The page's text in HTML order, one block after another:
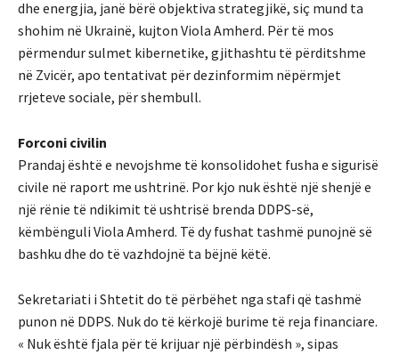
dhe energjia, janë bërë objektiva strategjikë, siç mund ta
shohim në Ukrainë, kujton Viola Amherd. Për të mos
përmendur sulmet kibernetike, gjithashtu të përditshme
në Zvicër, apo tentativat për dezinformim nëpërmjet
rrjeteve sociale, për shembull.
Forconi civilin
Prandaj është e nevojshme të konsolidohet fusha e sigurisë
civile në raport me ushtrinë. Por kjo nuk është një shenjë e
një rënie të ndikimit të ushtrisë brenda DDPS-së,
këmbënguli Viola Amherd. Të dy fushat tashmë punojnë së
bashku dhe do të vazhdojnë ta bëjnë këtë.
Sekretariati i Shtetit do të përbëhet nga stafi që tashmë
punon në DDPS. Nuk do të kërkojë burime të reja financiare.
« Nuk është fjala për të krijuar një përbindësh », sipas